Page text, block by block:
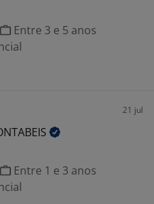
Entre 3 e 5 anos
21 jul
Entre 1 e 3 anos